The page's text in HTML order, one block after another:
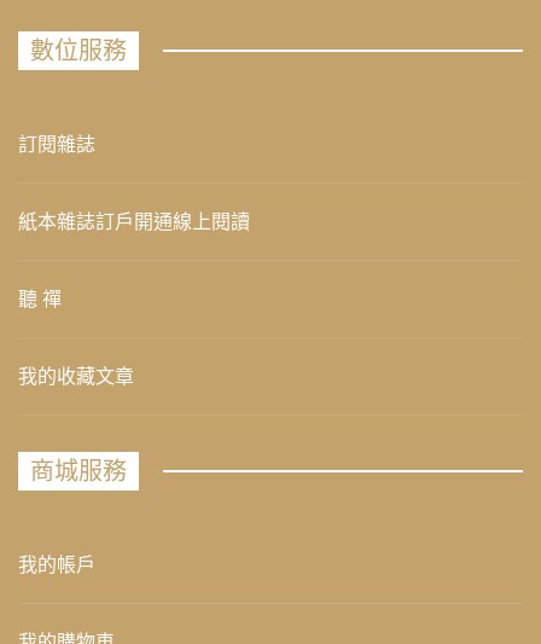
數位服務
訂閱雜誌
紙本雜誌訂戶開通線上閱讀
聽 禪
我的收藏文章
商城服務
我的帳戶